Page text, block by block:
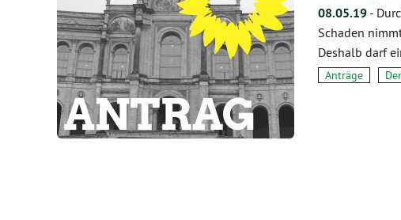
08.05.19 -
Schaden
Deshalb darf
Anträge